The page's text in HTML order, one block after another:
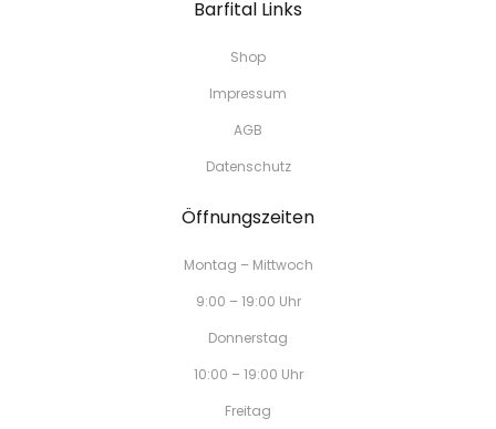
Barfital Links
Shop
Impressum
AGB
Datenschutz
Öffnungszeiten
Montag – Mittwoch
9:00 – 19:00 Uhr
Donnerstag
10:00 – 19:00 Uhr
Freitag